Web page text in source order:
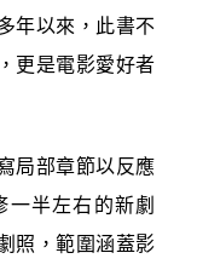
年以來，此書不
更是電影愛好者
局部章節以反應
半左右的新劇
照，範圍涵蓋影